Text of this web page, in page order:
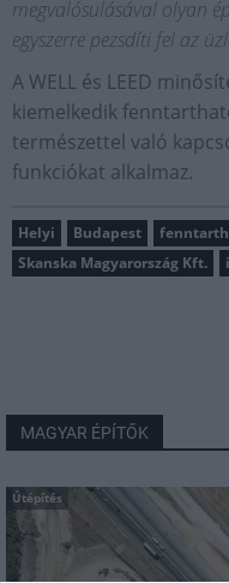
megvalósulásával olyan
egyszerre pezsdíti fel az
A WELL és LEED
kiemelkedik
természettel való
funkciókat alkalmaz.
Helyi Budapest
Skanska Magyarország Kft.
MAGYAR ÉPÍTŐK
Útépítés